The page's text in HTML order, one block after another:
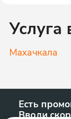
Услуга
Махачкала
Есть
Вводи